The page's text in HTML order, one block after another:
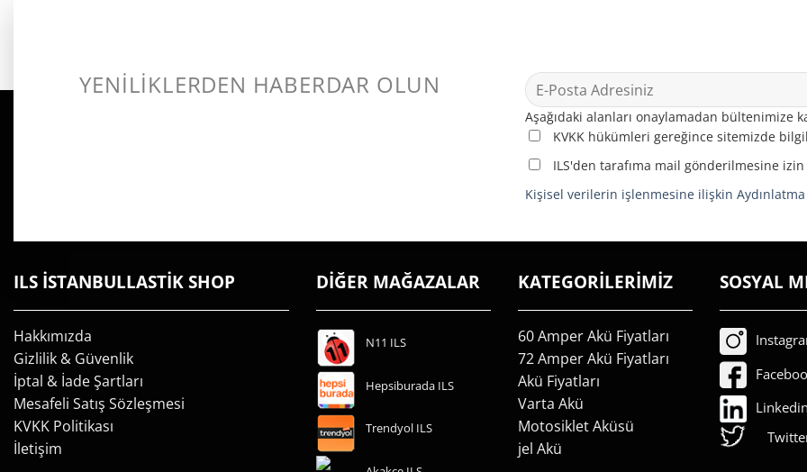
YENİLİKLERDEN HABERDAR OLUN
Aşağıdaki alanları onaylamadan bültenimize
KVKK hükümleri gereğince sitemizde
ILS'den tarafıma mail gönderilmesine
Kişisel verilerin işlenmesine ilişkin
ILS İSTANBULLASTİK SHOP
Hakkımızda
Gizlilik & Güvenlik
İptal & İade Şartları
Mesafeli Satış Sözleşmesi
KVKK Politikası
İletişim
DİĞER MAĞAZALAR
N11 ILS
Hepsiburada ILS
Trendyol ILS
KATEGORİLERİMİZ
60 Amper Akü Fiyatları
72 Amper Akü Fiyatları
Akü Fiyatları
Varta Akü
Motosiklet Aküsü
jel Akü
SOSYAL
Linkedin